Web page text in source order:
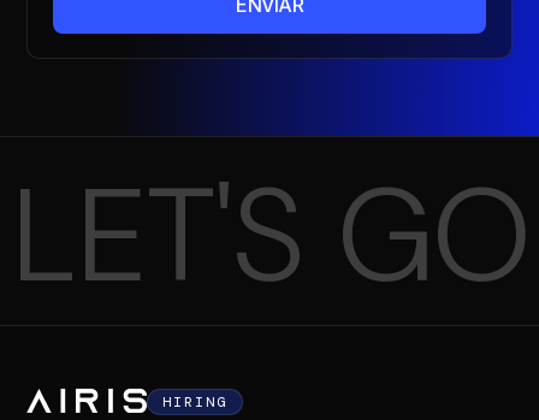
LET'S GO
HIRING